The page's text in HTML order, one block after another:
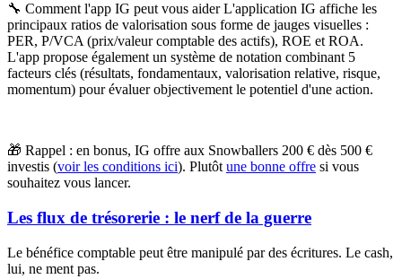
🔧 Comment l'app IG peut vous aiderL'application IG affiche les
principaux ratios de valorisation sous forme de jauges visuelles :
PER, P/VCA (prix/valeur comptable des actifs), ROE et ROA.
L'app propose également un système de notation combinant 5
facteurs clés (résultats, fondamentaux, valorisation relative, risque,
momentum) pour évaluer objectivement le potentiel d'une action.
🎁 Rappel : en bonus, IG offre aux Snowballers 200 € dès 500 €
investis (voir les conditions ici). Plutôt une bonne offre si vous
souhaitez vous lancer.
Les flux de trésorerie : le nerf de la guerre
Le bénéfice comptable peut être manipulé par des écritures. Le cash,
lui, ne ment pas.